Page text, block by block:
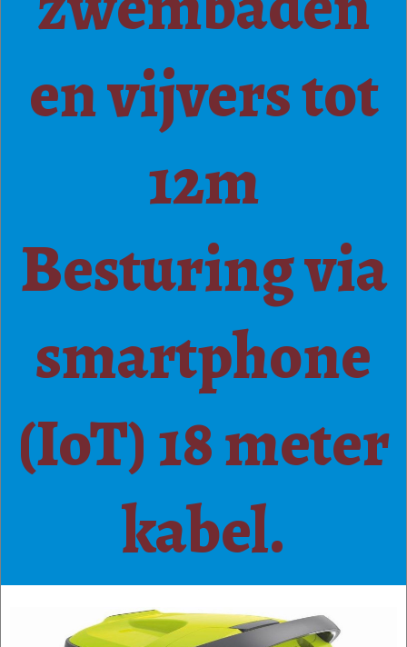
en vijvers tot
12m
Besturing via
smartphone
(IoT) 18 meter
kabel.